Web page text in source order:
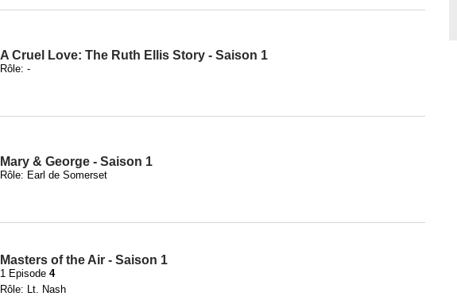
A Cruel Love: The Ruth Ellis Story - Saison 1
Rôle: -
Mary & George - Saison 1
Rôle: Earl de Somerset
Masters of the Air - Saison 1
1 Episode 4
Rôle: Lt. Nash